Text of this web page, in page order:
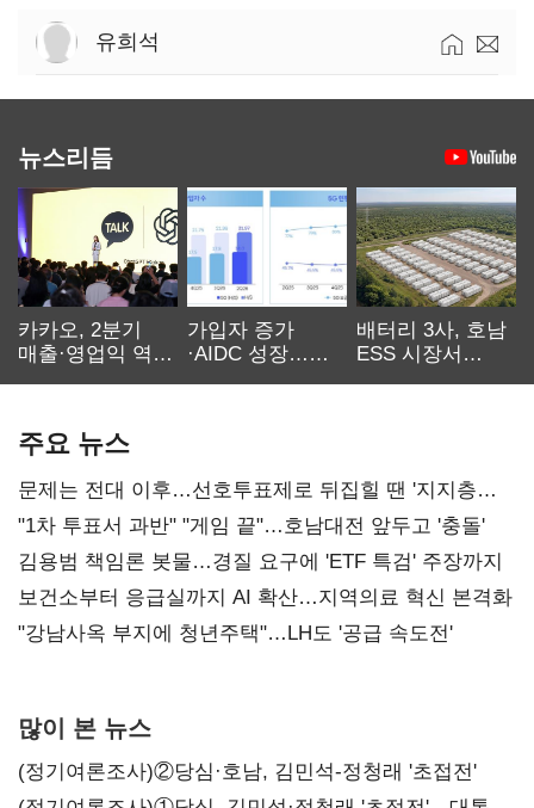
유희석
뉴스리듬
카카오, 2분기
매출·영업익 역대
가입자 증가
·AIDC 성장…
배터리 3사, 호남
ESS 시장서
주요 뉴스
문제는 전대 이후…선호투표제로 뒤집힐 땐 '지지층
불복'
"1차 투표서 과반" "게임 끝"…호남대전 앞두고 '충돌'
김용범 책임론 봇물…경질 요구에 'ETF 특검' 주장까지
보건소부터 응급실까지 AI 확산…지역의료 혁신 본격화
"강남사옥 부지에 청년주택"…LH도 '공급 속도전'
많이 본 뉴스
(정기여론조사)②당심·호남, 김민석-정청래 '초접전'